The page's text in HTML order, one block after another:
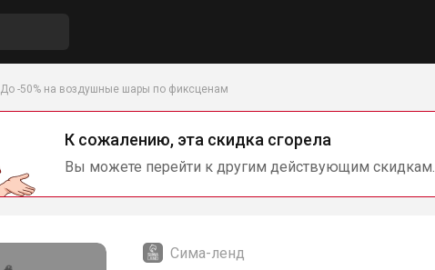
До -50% на воздушные шары по фиксценам
К сожалению, эта скидка сгорела
Вы можете перейти к другим действующим скидкам.
Сима-ленд